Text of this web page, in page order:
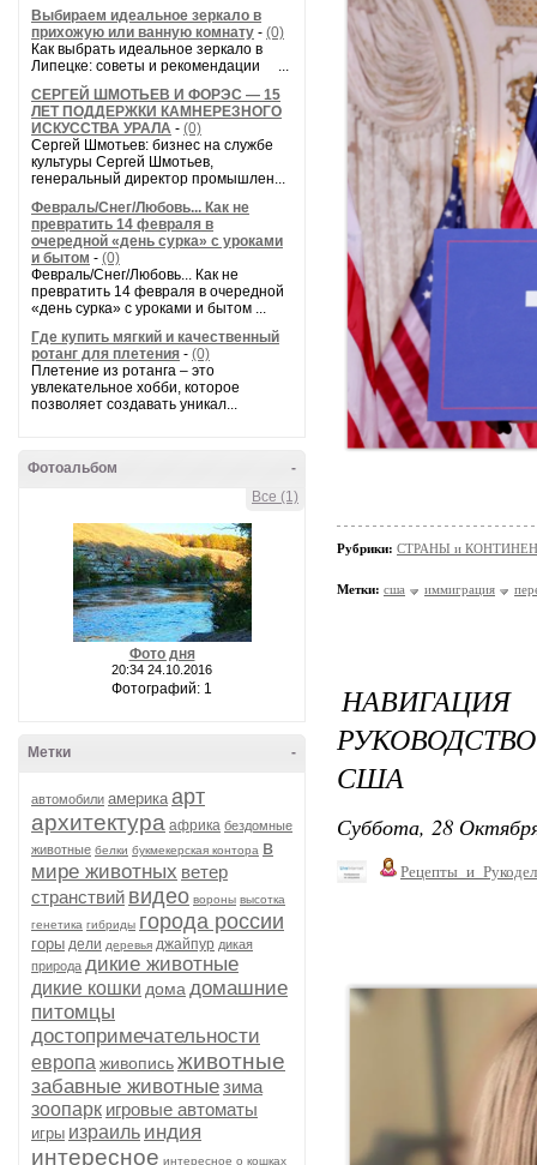
Выбираем идеальное зеркало в
прихожую или ванную комнату - (0)
Как выбрать идеальное зеркало в
Липецке: советы и рекомендации ...
СЕРГЕЙ ШМОТЬЕВ И ФОРЭС — 15
ЛЕТ ПОДДЕРЖКИ КАМНЕРЕЗНОГО
ИСКУССТВА УРАЛА - (0)
Сергей Шмотьев: бизнес на службе
культуры Сергей Шмотьев,
генеральный директор промышлен...
Февраль/Снег/Любовь... Как не
превратить 14 февраля в
очередной «день сурка» с уроками
и бытом - (0)
Февраль/Снег/Любовь... Как не
превратить 14 февраля в очередной
«день сурка» с уроками и бытом ...
Где купить мягкий и качественный
ротанг для плетения - (0)
Плетение из ротанга – это
увлекательное хобби, которое
позволяет создавать уникал...
-
Фотоальбом
Все (1)
Фото дня
20:34 24.10.2016
Фотографий: 1
-
Метки
автомобили америка арт
архитектура африка бездомные
животные белки букмекерская контора в
мире животных ветер
странствий видео вороны высотка
генетика гибриды города россии
горы дели деревья джайпур дикая
природа дикие животные
дикие кошки дома домашние
питомцы
достопримечательности
европа живописьживотные
забавные животныезима
зоопарк игровые автоматы
игры израиль индия
интересное интересное о кошках
Рубрики: СТРАНЫ и
Метки: сша иммиграция
США
Суббота, 28